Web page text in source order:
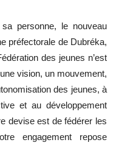
personne, le nouveau
préfectorale de Dubréka,
des jeunes n’est
vision, un mouvement,
des jeunes, à
et au développement
devise est de fédérer les
engagement repose